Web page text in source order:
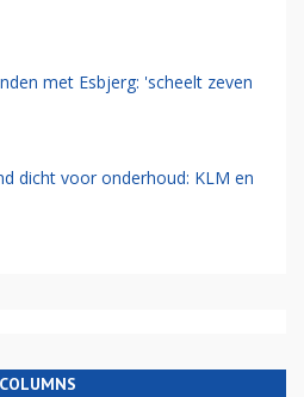
met Esbjerg: 'scheelt zeven
dicht voor onderhoud: KLM en
COLUMNS